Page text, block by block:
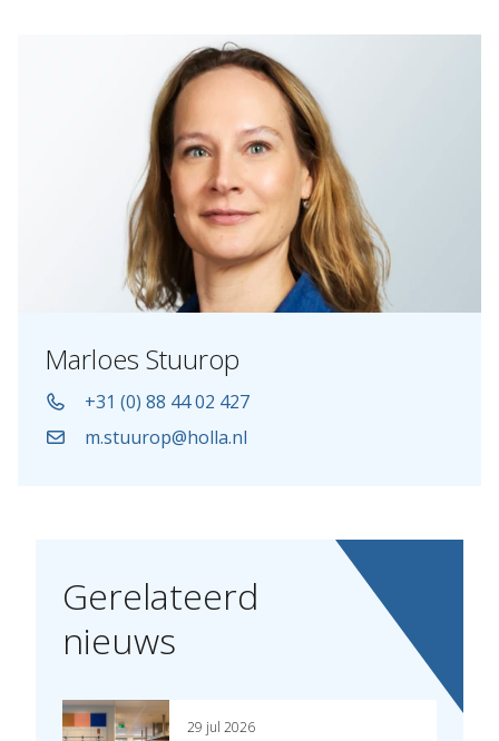
Marloes Stuurop
+31 (0) 88 44 02 427
m.stuurop@holla.nl
Gerelateerd
nieuws
29 jul 2026